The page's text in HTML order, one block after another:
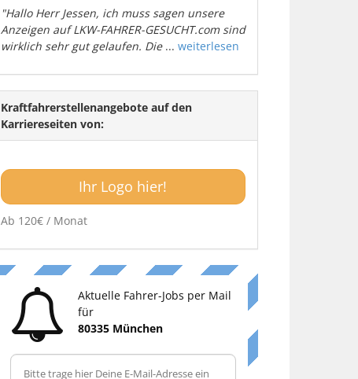
"Hallo Herr Jessen, ich muss sagen unsere
Anzeigen auf LKW-FAHRER-GESUCHT.com sind
wirklich sehr gut gelaufen. Die... weiterlesen
Kraftfahrerstellenangebote auf den
Karriereseiten von:
Ihr Logo hier!
Ab 120€ / Monat
Aktuelle Fahrer-Jobs per Mail
für
80335 München